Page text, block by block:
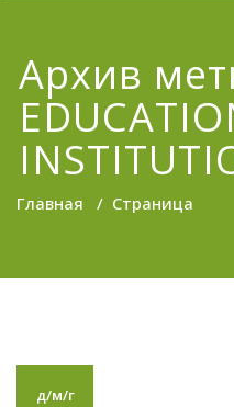
Архив
Главная / Страница
д/м/г